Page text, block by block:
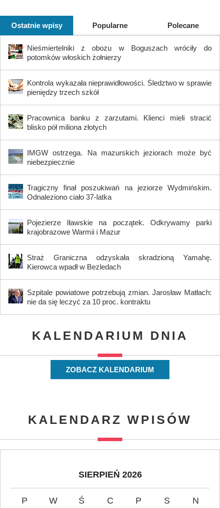
Ostatnie wpisy Popularne Polecane
Nieśmiertelniki z obozu w Boguszach wróciły do
potomków włoskich żołnierzy
Kontrola wykazała nieprawidłowości. Śledztwo w sprawie
pieniędzy trzech szkół
Pracownica banku z zarzutami. Klienci mieli stracić
blisko pół miliona złotych
IMGW ostrzega. Na mazurskich jeziorach może być
niebezpiecznie
Tragiczny finał poszukiwań na jeziorze Wydmińskim.
Odnaleziono ciało 37-latka
Pojezierze Iławskie na początek. Odkrywamy parki
krajobrazowe Warmii i Mazur
Straż Graniczna odzyskała skradzioną Yamahę.
Kierowca wpadł w Bezledach
Szpitale powiatowe potrzebują zmian. Jarosław Matłach:
nie da się leczyć za 10 proc. kontraktu
KALENDARIUM DNIA
ZOBACZ KALENDARIUM
KALENDARZ WPISÓW
SIERPIEŃ 2026
P W Ś C P S
N